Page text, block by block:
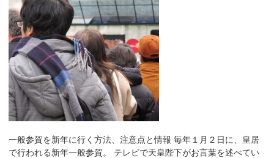
一般参賀を新年に行く方法、注意点と情報 毎年１月２日に、皇居
で行われる新年一般参賀。 テレビで天皇陛下がお言葉を述べてい